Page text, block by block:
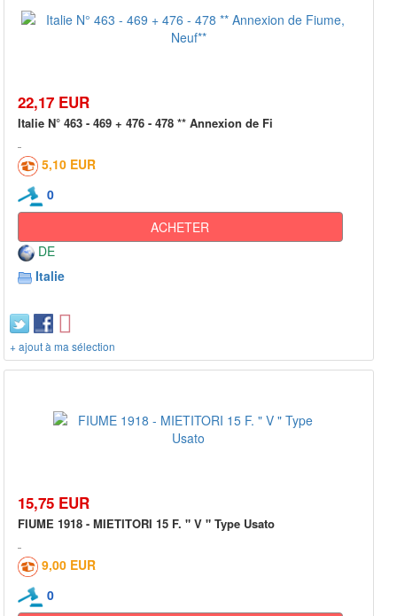
22,17 EUR
Italie N° 463 - 469 + 476 - 478 ** Annexion de Fi
5,10 EUR
0
ACHETER
DE
Italie
+ ajout à ma sélection
15,75 EUR
FIUME 1918 - MIETITORI 15 F. " V " Type Usato
9,00 EUR
0